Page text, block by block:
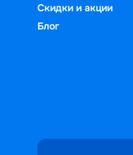
Скидки и акции
Блог